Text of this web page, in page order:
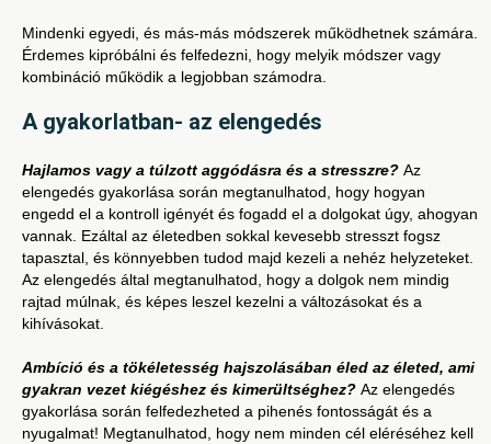
Mindenki egyedi, és más-más módszerek működhetnek számára.
Érdemes kipróbálni és felfedezni, hogy melyik módszer vagy
kombináció működik a legjobban számodra.
A gyakorlatban- az elengedés
Hajlamos vagy a túlzott aggódásra és a stresszre? Az
elengedés gyakorlása során megtanulhatod, hogy hogyan
engedd el a kontroll igényét és fogadd el a dolgokat úgy, ahogyan
vannak. Ezáltal az életedben sokkal kevesebb stresszt fogsz
tapasztal, és könnyebben tudod majd kezeli a nehéz helyzeteket.
Az elengedés által megtanulhatod, hogy a dolgok nem mindig
rajtad múlnak, és képes leszel kezelni a változásokat és a
kihívásokat.
Ambíció és a tökéletesség hajszolásában éled az életed, ami
gyakran vezet kiégéshez és kimerültséghez? Az elengedés
gyakorlása során felfedezheted a pihenés fontosságát és a
nyugalmat! Megtanulhatod, hogy nem minden cél eléréséhez kell